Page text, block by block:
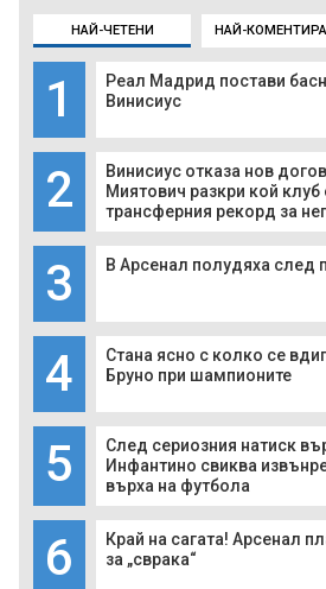
НАЙ-ЧЕТЕНИ НАЙ-
1
Реал Мадрид постави
Винисиус
2
Винисиус отказа нов
Миятович разкри кой клуб
трансферния рекорд за
3 В Арсенал полудяха след
4
Стана ясно с колко се
Бруно при шампионите
5
След сериозния натиск
Инфантино свиква
върха на футбола
6
Край на сагата! Арсенал
за „сврака“